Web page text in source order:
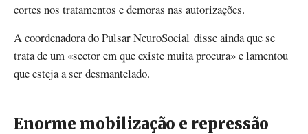
cortes nos tratamentos e demoras nas autorizações.
A coordenadora do Pulsar NeuroSocial disse ainda que se
trata de um «sector em que existe muita procura» e lamentou
que esteja a ser desmantelado.
Enorme mobilização e repressão